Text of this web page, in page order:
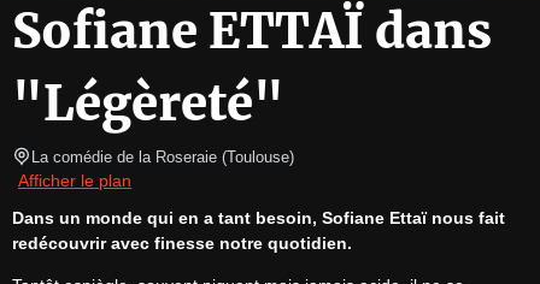
Sofiane ETTAÏ dans
"Légèreté"
La comédie de la Roseraie (Toulouse)
Afficher le plan
Dans un monde qui en a tant besoin, Sofiane Ettaï nous fait
redécouvrir avec finesse notre quotidien.